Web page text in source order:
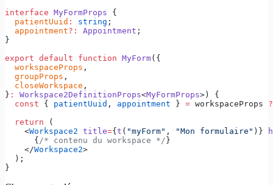
interface MyFormProps {
  patientUuid
: string ;
  appointment
?: Appointment ;
}
export default function MyForm({
  workspaceProps
,
  groupProps
,
  closeWorkspace
,
} : Workspace2DefinitionProps<MyFormProps>) {
  const
{ patientUuid , appointment } = workspaceProps
  return
(
    <
Workspace2 title={ t ( "myForm" , "Mon formulaire" )}
      {
/* contenu du workspace */ }
    </
Workspace2>
  );
}